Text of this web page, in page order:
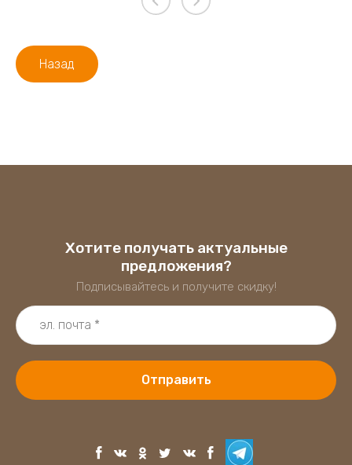
Назад
Хотите получать актуальные
предложения?
Подписывайтесь и получите скидку!
Отправить